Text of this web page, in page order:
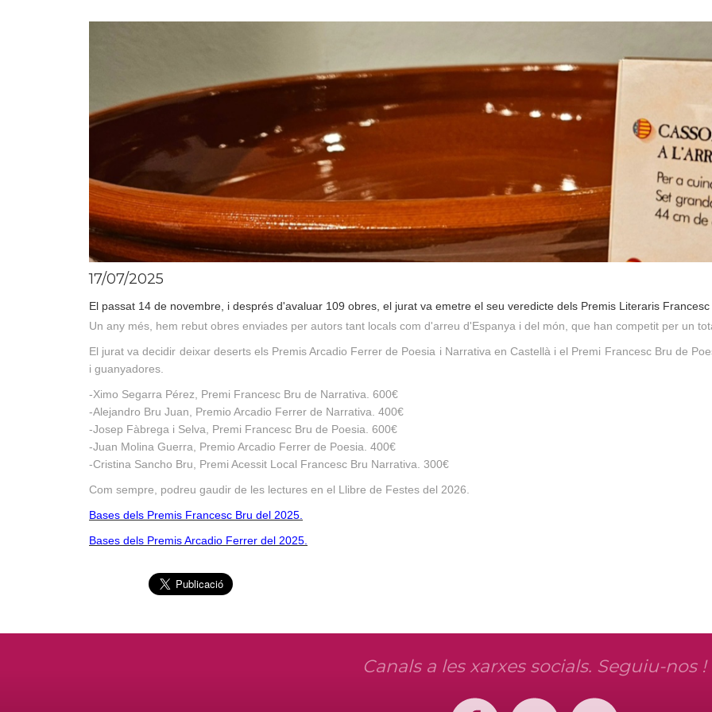
17/07/2025
El passat 14 de novembre, i després d'avaluar 109 obres, el jurat va emetre el seu veredicte dels Premis Literaris
Un any més, hem rebut obres enviades per autors tant locals com d'arreu d'Espanya i del món, que han competit per un
El jurat va decidir deixar deserts els Premis Arcadio Ferrer de Poesia i Narrativa en Castellà i el Premi Francesc Bru de
i guanyadores.
-Ximo Segarra Pérez, Premi Francesc Bru de Narrativa. 600€
-Alejandro Bru Juan, Premio Arcadio Ferrer de Narrativa. 400€
-Josep Fàbrega i Selva, Premi Francesc Bru de Poesia. 600€
-Juan Molina Guerra, Premio Arcadio Ferrer de Poesia. 400€
-Cristina Sancho Bru, Premi Acessit Local Francesc Bru Narrativa. 300€
Com sempre, podreu gaudir de les lectures en el Llibre de Festes del 2026.
Bases dels Premis Francesc Bru del 2025.
Bases dels Premis Arcadio Ferrer del 2025.
Canals a les xarxes socials. Seguiu-nos !